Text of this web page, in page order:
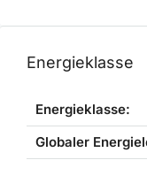
Energieklasse
Energieklasse:
Globaler